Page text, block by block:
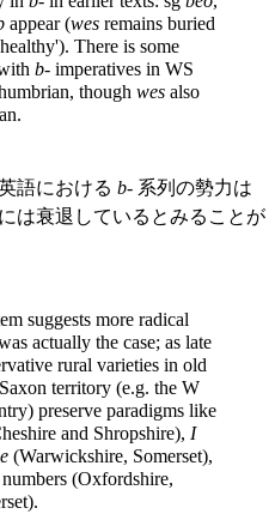
appear (wes remains buried
There is some
b- imperatives in WS
though wes also
語における b- 系列の勢力は
は衰退しているとみることが
suggests more radical
actually the case; as late
rural varieties in old
territory (e.g. the W
preserve paradigms like
and Shropshire), I
(Warwickshire, Somerset),
(Oxfordshire,